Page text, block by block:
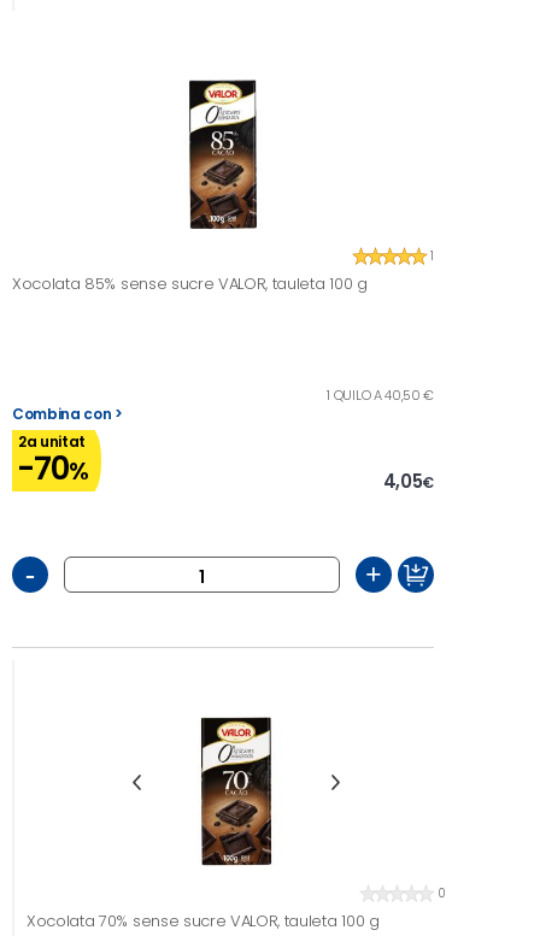
1
Xocolata 85% sense sucre VALOR, tauleta 100 g
Combina con >
1 QUILO A 40,50 €
2a unitat
-70% 4,05€
- +
0
Xocolata 70% sense sucre VALOR, tauleta 100 g